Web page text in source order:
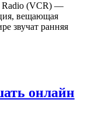
Radio (VCR) —
вещающая
звучат ранняя
онлайн